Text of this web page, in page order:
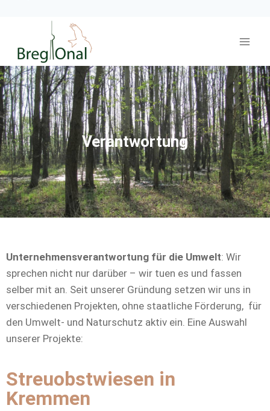
Verantwortung
Unternehmensverantwortung für die Umwelt: Wir
sprechen nicht nur darüber – wir tuen es und fassen
selber mit an. Seit unserer Gründung setzen wir uns in
verschiedenen Projekten, ohne staatliche Förderung, für
den Umwelt- und Naturschutz aktiv ein. Eine Auswahl
unserer Projekte:
Streuobstwiesen in
Kremmen